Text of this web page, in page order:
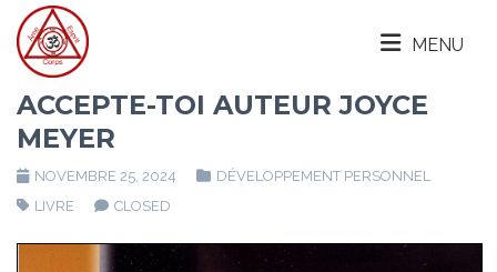
MENU
ACCEPTE-TOI AUTEUR JOYCE
MEYER
NOVEMBRE 25, 2024
DÉVELOPPEMENT PERSONNEL
LIVRE
CLOSED